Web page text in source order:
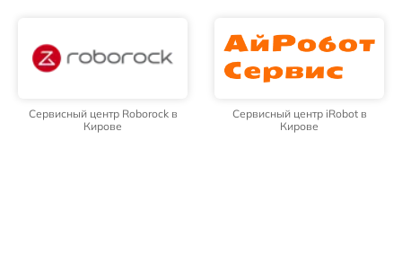
Сервисный центр Roborock в
Кирове
Сервисный центр iRobot в
Кирове